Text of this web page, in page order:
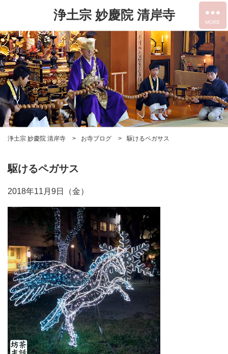
浄土宗 妙慶院 清岸寺
浄土宗 妙慶院 清岸寺 お寺ブログ 駆けるペガサス
駆けるペガサス
2018年11月9日（金）